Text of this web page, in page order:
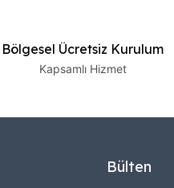
Bölgesel Ücretsiz Kurulum
Kapsamlı Hizmet
Bülten